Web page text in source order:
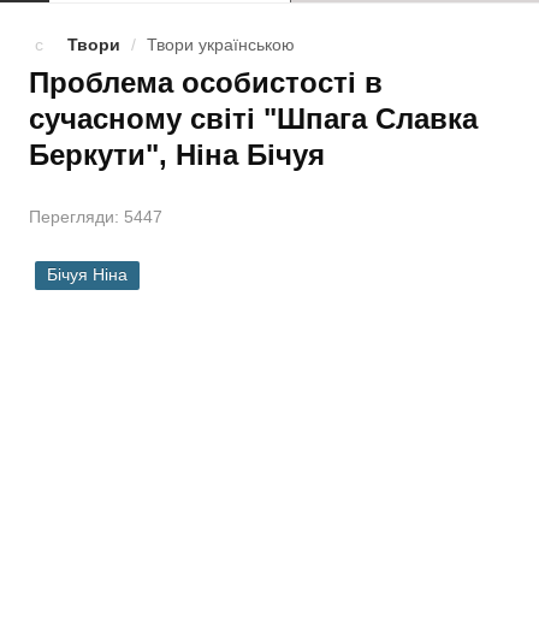
Твори українською
Твори англійською
Твори / Твори українською
Проблема особистості в
сучасному світі "Шпага Славка
Беркути", Ніна Бічуя
Перегляди: 5447
Бічуя Ніна